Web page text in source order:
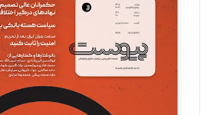
سروش کرمیان
تحریریه
مینا پاکدل